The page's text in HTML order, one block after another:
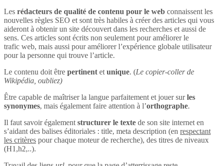
Les rédacteurs de qualité de contenu pour le web connaissent les
nouvelles règles SEO et sont très habiles à créer des articles qui vous
aideront à obtenir un site découvert dans les recherches et aussi de
sens. Ces articles sont écrits non seulement pour améliorer le
trafic web, mais aussi pour améliorer l’expérience globale utilisateur
pour la personne qui trouve l’article.
Le contenu doit être pertinent et unique. (Le copier-coller de
Wikipédia, oubliez)
Être capable de maîtriser la langue parfaitement et jouer surles
synonymes, mais également faire attention à l’orthographe.
Il faut savoir également structurer le texte de son site internet en
s’aidant des balises éditoriales : title, meta description (en respectant
les critères pour chaque moteur de recherche), des titres de niveaux
(H1,h2,..).